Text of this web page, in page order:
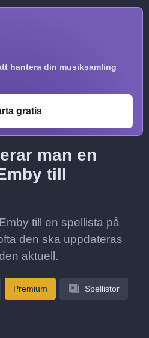
hantera din musiksamling
gratis
man en
till
till en spellista på
den ska uppdateras
aktuell.
Premium Spellistor